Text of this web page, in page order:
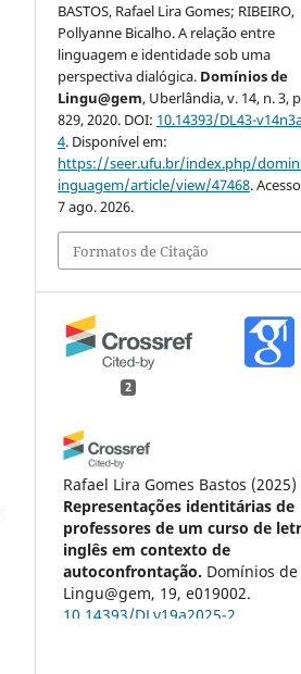
BASTOS, Rafael Lira Gomes; RIBEIRO,
Pollyanne Bicalho. A relação entre
linguagem e identidade sob uma
perspectiva dialógica. Domínios de
Lingu@gem, Uberlândia, v. 14, n. 3,
829, 2020. DOI: 10.14393/DL43-
4. Disponível em:
https://seer.ufu.br/index.php/
inguagem/article/view/47468.
7 ago. 2026.
Formatos de Citação
2
Rafael Lira Gomes Bastos (2025)
Representações identitárias de
professores de um curso de
inglês em contexto de
autoconfrontação. Domínios de
Lingu@gem, 19, e019002.
10.14393/DLv19a2025-2